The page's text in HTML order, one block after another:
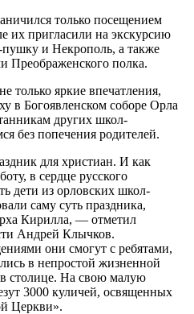
только посещением
их пригласили на экскурсию
и Некрополь, а также
Преображенского полка.
только яркие впечатления,
в Богоявленском соборе Орла
других школ-
без попечения родителей.
для христиан. И как
в сердце русского
дети из орловских школ-
саму суть праздника,
Кирилла, — отметил
Андрей Клычков.
они смогут с ребятами,
в непростой жизненной
столице. На свою малую
3000 куличей, освященных
Церкви».